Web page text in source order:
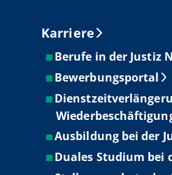
Karriere
Berufe in der Justiz
Bewerbungsportal
Ausbildung bei der
Duales Studium bei